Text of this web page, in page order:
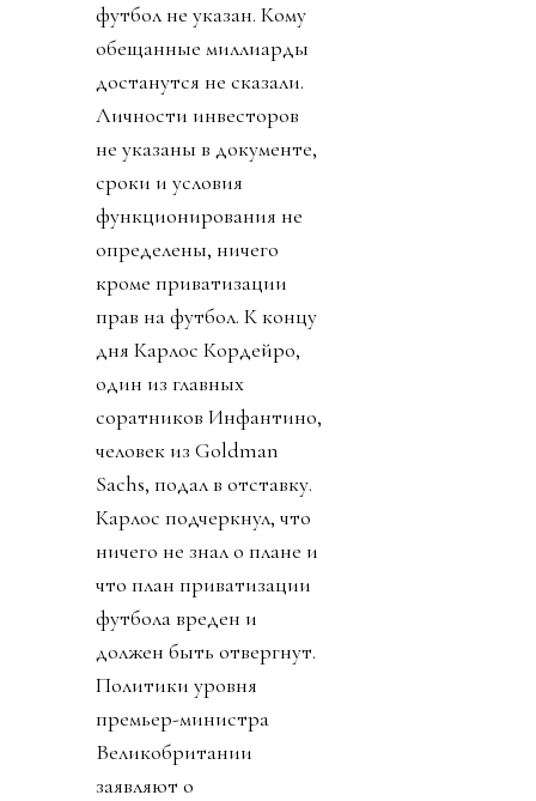
футбол не указан. Кому
обещанные миллиарды
достанутся не сказали.
Личности инвесторов
не указаны в документе,
сроки и условия
функционирования не
определены, ничего
кроме приватизации
прав на футбол. К концу
дня Карлос Кордейро,
один из главных
соратников Инфантино,
человек из Goldman
Sachs, подал в отставку.
Карлос подчеркнул, что
ничего не знал о плане и
что план приватизации
футбола вреден и
должен быть отвергнут.
Политики уровня
премьер-министра
Великобритании
заявляют о